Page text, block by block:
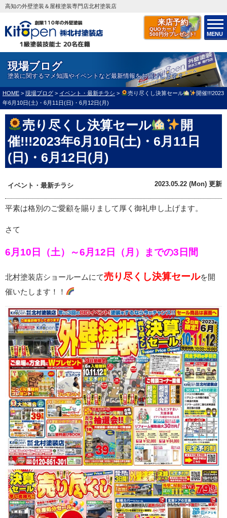
来店予約
QUOカード
500円分プレゼント!
MENU
高知の外壁塗装＆屋根塗装専門店北村塗装店
現場ブログ
塗装に関するマメ知識やイベントなど最新情報をお届けします！
HOME > 現場ブログ > イベント・最新チラシ > 売り尽くし決算セール
開催!!!2023
年6月10日(土)・6月11日(日)・6月12日(月)
売り尽くし決算セール
開
催!!!2023年6月10日(土)・6月11日
(日)・6月12日(月)
イベント・最新チラシ 2023.05.22 (Mon) 更新
平素は格別のご愛顧を賜りまして厚く御礼申し上げます。
さて
6月10 日 （土）～6月12日（月）までの3日間
北村塗装店ショールームにて売り尽くし決算セールを開
催いたします！！